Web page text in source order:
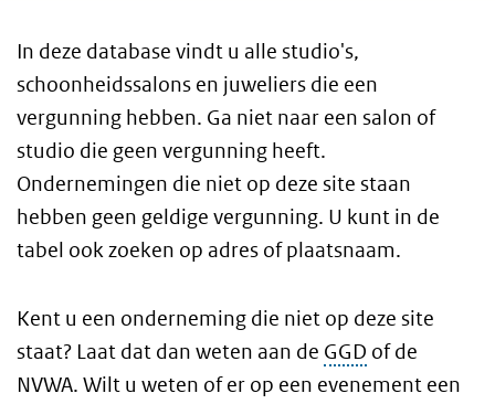
In deze database vindt u alle studio's,
schoonheidssalons en juweliers die een
vergunning hebben. Ga niet naar een salon of
studio die geen vergunning heeft.
Ondernemingen die niet op deze site staan
hebben geen geldige vergunning. U kunt in de
tabel ook zoeken op adres of plaatsnaam.
Kent u een onderneming die niet op deze site
staat? Laat dat dan weten aan de GGD of de
NVWA. Wilt u weten of er op een evenement een